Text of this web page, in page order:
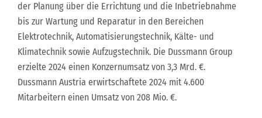
der Planung über die Errichtung und die Inbetriebnahme
bis zur Wartung und Reparatur in den Bereichen
Elektrotechnik, Automatisierungstechnik, Kälte- und
Klimatechnik sowie Aufzugstechnik. Die Dussmann Group
erzielte 2024 einen Konzernumsatz von 3,3 Mrd. €.
Dussmann Austria erwirtschaftete 2024 mit 4.600
Mitarbeitern einen Umsatz von 208 Mio. €.